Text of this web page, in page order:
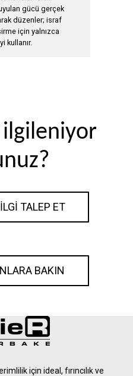
gücü gerçek
düzenler; israf
için yalnızca
kullanır.
TALEP ET
BAKIN
için ideal, fırıncılık ve